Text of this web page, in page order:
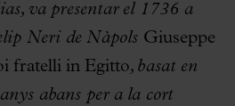
va presentar el 1736 a
Neri de Nàpols Giuseppe
fratelli in Egitto, basat en
abans per a la cort